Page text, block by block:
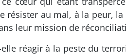
résister au mal, à la peur,
leur mission de
réagir à la peste du